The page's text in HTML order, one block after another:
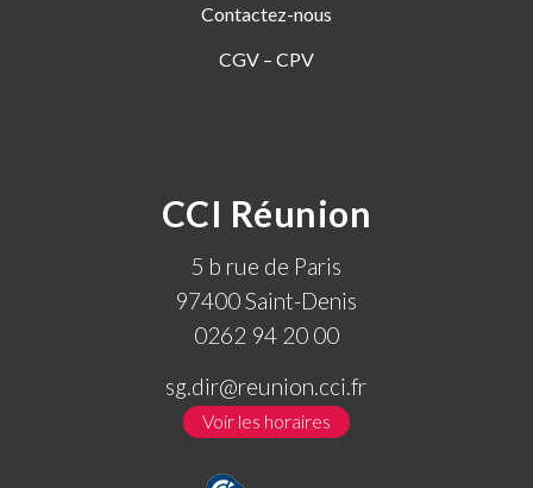
Contactez-nous
CGV – CPV
CCI Réunion
5 b rue de Paris
97400 Saint-Denis
0262 94 20 00
sg.dir@reunion.cci.fr
Voir les horaires